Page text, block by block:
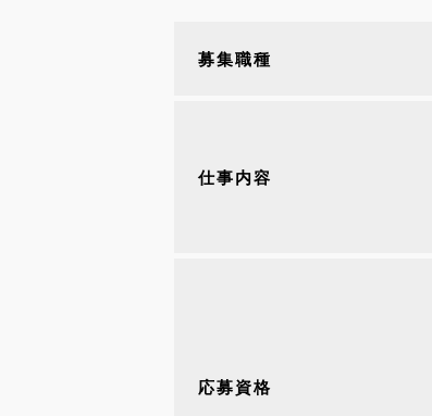
募集職種
仕事内容
応募資格